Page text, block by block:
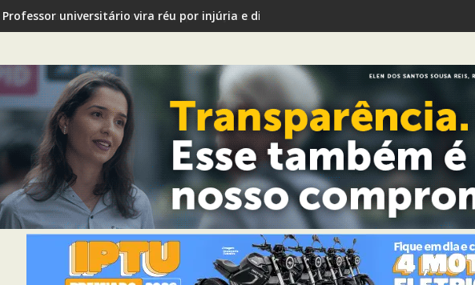
Professor universitário vira réu por injúria e discriminação contra cadeirante em BH